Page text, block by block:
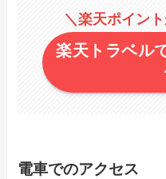
＼楽天ポイン
楽天トラベル
電車でのアクセス